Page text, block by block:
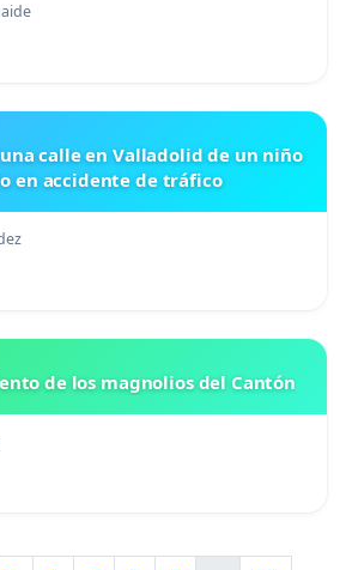
calle en Valladolid de un niño
en accidente de tráfico
de los magnolios del Cantón